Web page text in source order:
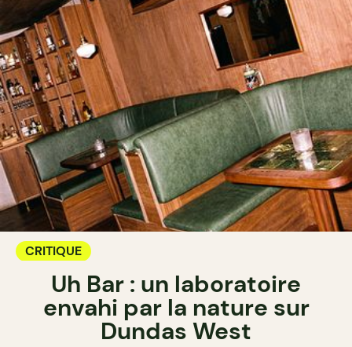
CRITIQUE
Uh Bar : un laboratoire
envahi par la nature sur
Dundas West